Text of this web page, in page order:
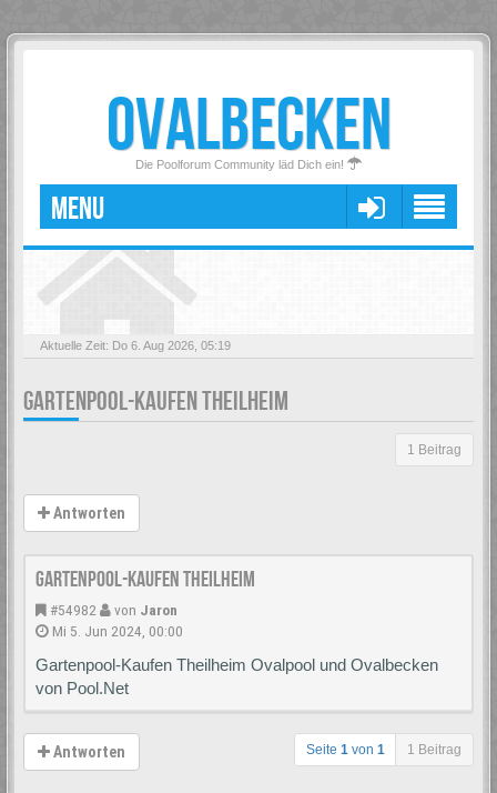
OVALBECKEN
Die Poolforum Community läd Dich ein!
MENU
Aktuelle Zeit: Do 6. Aug 2026, 05:19
GARTENPOOL-KAUFEN THEILHEIM
1 Beitrag
Antworten
Gartenpool-Kaufen Theilheim
#54982 von Jaron
Mi 5. Jun 2024, 00:00
Gartenpool-Kaufen Theilheim Ovalpool und Ovalbecken
von Pool.Net
Antworten Seite 1 von 1 1 Beitrag